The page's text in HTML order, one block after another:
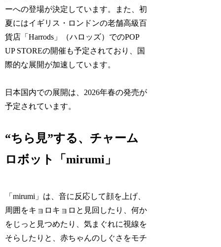
ーへの登場が決定しています。また、初
夏にはイギリス・ロンドンの老舗高級百
貨店「Harrods」（ハロッズ）でのPOP
UP STOREの開催も予定されており、国
際的な展開が加速しています。
日本国内での展開は、2026年春の発売が
予定されています。
“ちら見”する、チャーム
ロボット「mirumi」
「mirumi」は、音に反応して顔を上げ、
周囲をキョロキョロと見回したり、何か
をじっと見つめたり、気まぐれに視線を
そらしたりと、赤ちゃんのしぐさをモチ